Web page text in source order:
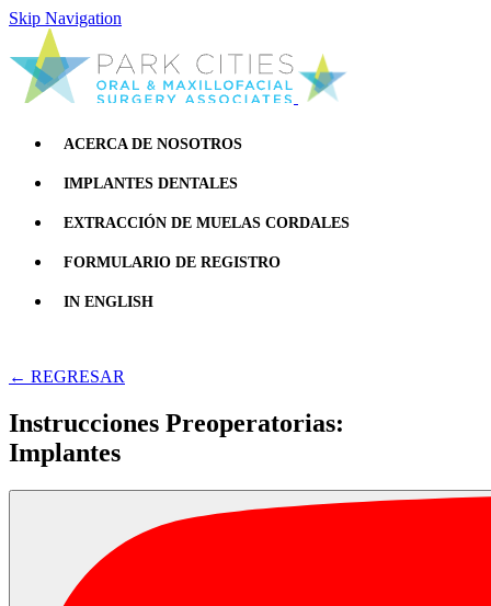
Skip Navigation
ACERCA DE NOSOTROS
IMPLANTES DENTALES
EXTRACCIÓN DE MUELAS CORDALES
FORMULARIO DE REGISTRO
IN ENGLISH
← REGRESAR
Instrucciones Preoperatorias:
Implantes